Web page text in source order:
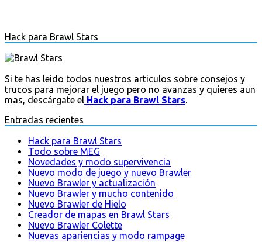
Hack para Brawl Stars
Si te has leido todos nuestros articulos sobre consejos y
trucos para mejorar el juego pero no avanzas y quieres aun
mas, descárgate el Hack para Brawl Stars.
Entradas recientes
Hack para Brawl Stars
Todo sobre MEG
Novedades y modo supervivencia
Nuevo modo de juego y nuevo Brawler
Nuevo Brawler y actualización
Nuevo Brawler y mucho contenido
Nuevo Brawler de Hielo
Creador de mapas en Brawl Stars
Nuevo Brawler Colette
Nuevas apariencias y modo rampage